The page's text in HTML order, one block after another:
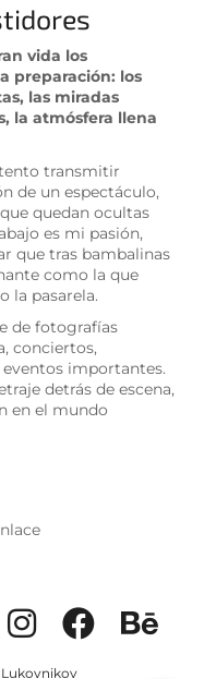
vida los
preparación: los
las miradas
la atmósfera llena
transmitir
de un espectáculo,
quedan ocultas
es mi pasión,
que tras bambalinas
como la que
la pasarela.
de fotografías
conciertos,
importantes.
detrás de escena,
en el mundo